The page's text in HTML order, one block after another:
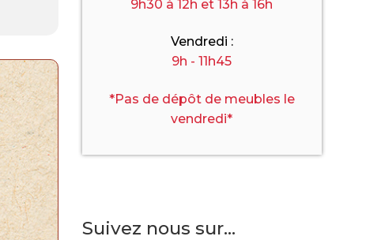
9h30 à 12h et 13h à 16h
Vendredi :
9h - 11h45
*Pas de dépôt de meubles le
vendredi*
Suivez nous sur...